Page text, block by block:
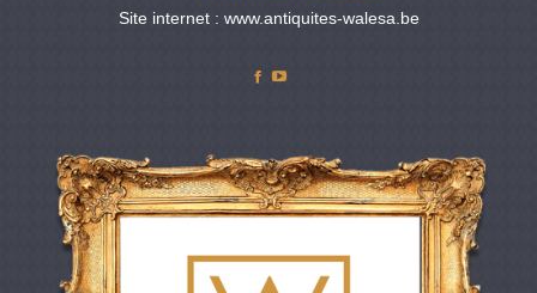
Site internet : www.antiquites-walesa.be
Facebook